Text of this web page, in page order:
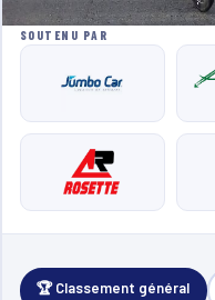
SOUTENU PAR
🏆 Classement général